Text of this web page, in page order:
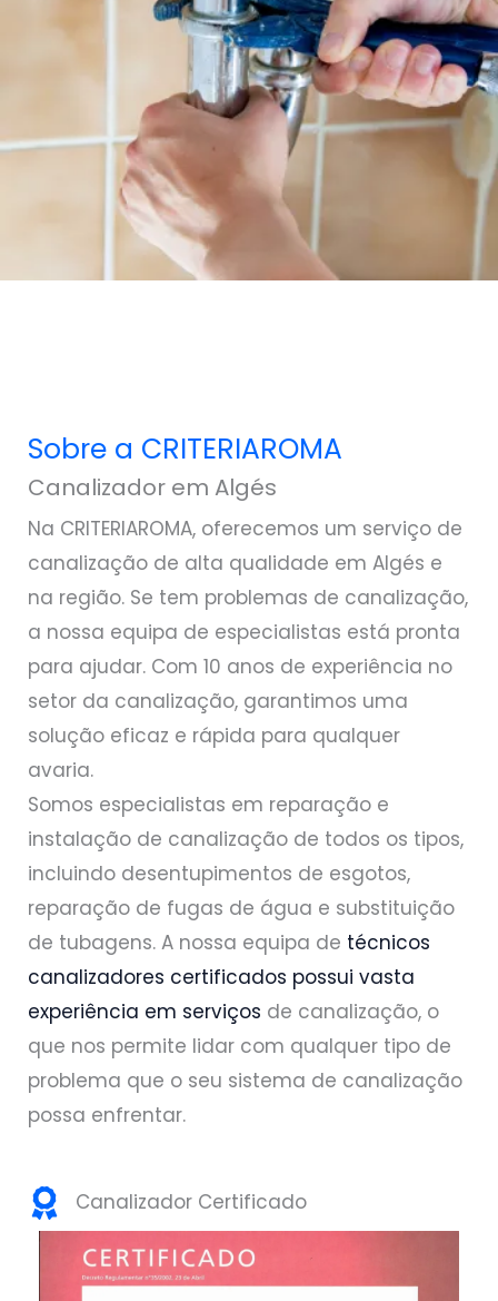
Sobre a CRITERIAROMA
Canalizador em Algés
Na CRITERIAROMA, oferecemos um serviço de
canalização de alta qualidade em Algés e
na região. Se tem problemas de canalização,
a nossa equipa de especialistas está pronta
para ajudar. Com 10 anos de experiência no
setor da canalização, garantimos uma
solução eficaz e rápida para qualquer
avaria.
Somos especialistas em reparação e
instalação de canalização de todos os tipos,
incluindo desentupimentos de esgotos,
reparação de fugas de água e substituição
de tubagens. A nossa equipa de técnicos
canalizadores certificados possui vasta
experiência em serviços de canalização, o
que nos permite lidar com qualquer tipo de
problema que o seu sistema de canalização
possa enfrentar.
Canalizador Certificado